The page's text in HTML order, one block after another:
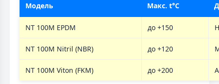
Модель Макс. t°C
NT 100M EPDM до +150
NT 100M Nitril (NBR) до +120
NT 100M Viton (FKM) до +200